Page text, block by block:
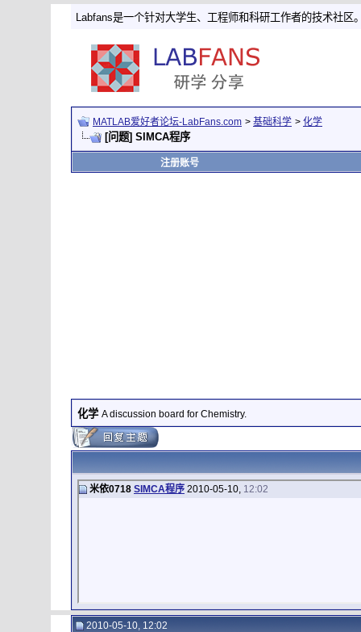
Labfans是一个针对大学生、工程师和科研工作者的技术社区
MATLAB爱好者论坛-LabFans.com > 基础科学 > 化学
[问题] SIMCA程序
注册账号
化学 A discussion board for Chemistry.
米依0718 SIMCA程序2010-05-10, 12:02
2010-05-10, 12:02